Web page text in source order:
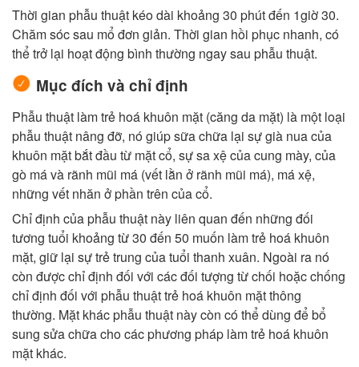
Thời gian phẫu thuật kéo dài khoảng 30 phút đến 1giờ 30.
Chăm sóc sau mổ đơn giản. Thời gian hồi phục nhanh, có
thể trở lại hoạt động bình thường ngay sau phẫu thuật.
Mục đích và chỉ định
Phẫu thuật làm trẻ hoá khuôn mặt (căng da mặt) là một loại
phẫu thuật nâng đỡ, nó giúp sữa chữa lại sự già nua của
khuôn mặt bắt đầu từ mặt cổ, sự sa xệ của cung mày, của
gò má và rãnh mũi má (vết lằn ở rãnh mũi má), má xệ,
những vết nhăn ở phần trên của cổ.
Chỉ định của phẫu thuật này liên quan đến những đối
tương tuổi khoảng từ 30 đến 50 muốn làm trẻ hoá khuôn
mặt, giữ lại sự trẻ trung của tuổi thanh xuân. Ngoài ra nó
còn được chỉ định đối với các đối tượng từ chối hoặc chống
chỉ định đối với phẫu thuật trẻ hoá khuôn mặt thông
thường. Mặt khác phẫu thuật này còn có thể dùng để bổ
sung sửa chữa cho các phương pháp làm trẻ hoá khuôn
mặt khác.